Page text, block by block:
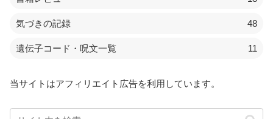
気づきの記録 48
遺伝子コード・呪文一覧 11
当サイトはアフィリエイト広告を利用しています。